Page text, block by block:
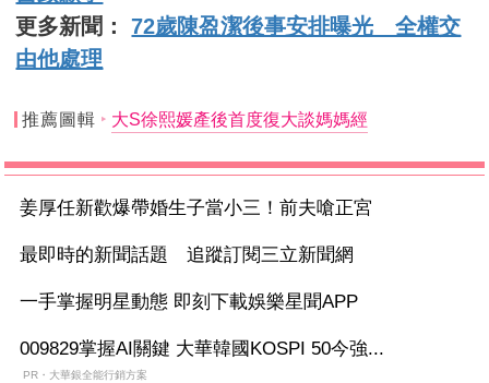
更多新聞：72歲陳盈潔後事安排曝光 全權交
由他處理
推薦圖輯 大S徐熙媛產後首度復大談媽媽經
姜厚任新歡爆帶婚生子當小三！前夫嗆正宮
最即時的新聞話題 追蹤訂閱三立新聞網
一手掌握明星動態 即刻下載娛樂星聞APP
009829掌握AI關鍵 大華韓國KOSPI 50今強...
PR・大華銀全能行銷方案